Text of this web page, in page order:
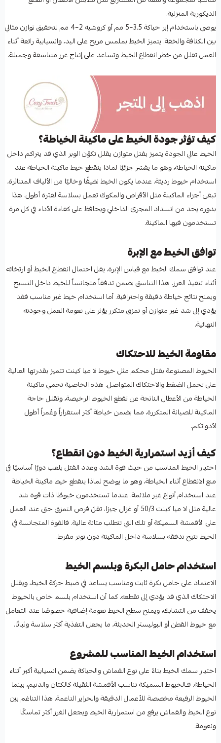
الديكورية المنزلية.
يوصى باستخدام إبر حياكة 3.5–5 مم أو كروشيه 2–4 مم لتحقيق توازن مثالي
بين الكثافة والخفة. يتميز الخيط بملمس مريح على اليد، وانسيابية رائعة أثناء
العمل تقلل من خطر انقطاع الخيط وتساعد على إنتاج غرز متناسقة وجميلة.
كيف تؤثر جودة الخيط على ماكينة الخياطة؟
الخيط عالي الجودة يتميز بفتل متوازن يقلل تكوّن الوبر الذي قد يتراكم داخل
ماكينة الخياطة، وهو ما يفسّر جزئيًا لماذا ينقطع خيط ماكينة الخياطة عند
استخدام خيوط رديئة. عندما يكون الخيط نظيفًا وخاليًا من الألياف المتناثرة،
تبقى أجزاء الماكينة مثل الأقراص والمكوك تعمل بسلاسة لفترة أطول. هذا
بدوره يحد من انسداد المجرى الداخلي ويحافظ على كفاءة الأداء في كل مرة
تستخدمون فيها الماكينة.
توافق الخيط مع الإبرة
عند توافق سمك الخيط مع قياس الإبرة، يقل احتمال انقطاع الخيط أو ارتخائه
أثناء تنفيذ الغرز. هذا التناسق يضمن تدفقاً متجانساً للخيط داخل النسيج
ويمنح نتائج خياطة دقيقة واحترافية. أما استخدام خيط غير مناسب فقد
يؤدي إلى شد غير متوازن أو تمزق متكرر يؤثر على نعومة العمل وجودته
النهائية.
مقاومة الخيط للاحتكاك
الخيوط المصنوعة بفتل محكم مثل خيوط لا ميا كينت تتميز بقدرتها العالية
على تحمل الضغط والاحتكاك المتواصل. هذه الخاصية تحمي ماكينة
الخياطة من الأعطال الناتجة عن تقطع الخيوط الرخيصة، وتقلل حاجة
الماكينة للصيانة المتكررة، مما يضمن خياطة أكثر استقراراً وعُمراً أطول
لأدواتكم.
كيف أزيد استمرارية الخيط دون انقطاع؟
اختيار الخيط المناسب من حيث قوة الشد وعدد الفتل يلعب دورًا أساسيًا في
منع الانقطاع أثناء الخياطة، وهو ما يوضح لماذا ينقطع خيط ماكينة الخياطة
عند استخدام أنواع غير ملائمة. عندما تستخدمون خيوطًا ذات قوة شد
عالية مثل لا ميا كينت 50/3 أو غزال جيزا، تقلّ فرص التمزق حتى عند العمل
على الأقمشة السميكة أو تلك التي تتطلب متانة عالية. فالقوة المتجانسة في
الخيط تتيح تدفقه بسلاسة داخل الماكينة دون توتر مفرط.
استخدام حامل البكرة وبلسم الخيط
الاعتماد على حامل بكرة ثابت ومناسب يساعد في ضبط حركة الخيط، ويقلل
الاحتكاك الذي قد يؤدي إلى تقطعه. كما أن استخدام بلسم خاص بالخيوط
يخفف من التشابك، ويمنح سطح الخيط نعومة إضافية خصوصًا عند التعامل
مع خيوط القطن أو البوليستر الحديثة، ما يجعل التغذية أكثر سلاسة وثباتًا.
استخدام الخيط المناسب للمشروع
اختيار سمك الخيط بناءً على نوع القماش والحياكة يضمن انسيابية أكبر أثناء
الخياطة. فـالخيوط السميكة تناسب الأقمشة الثقيلة كالكتان والدنيم، بينما
الخيوط الرفيعة مخصصة للأعمال الدقيقة والحراير الناعمة. هذا التناغم بين
نوع الخيط والقماش يرفع من استمرارية الخيط ويجعل الغرز أكثر تماسكًا
ونعومة.